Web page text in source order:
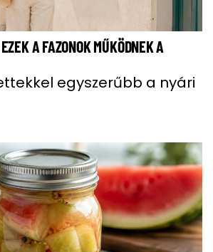
A FAZONOK MŰKÖDNEK A
egyszerűbb a nyári